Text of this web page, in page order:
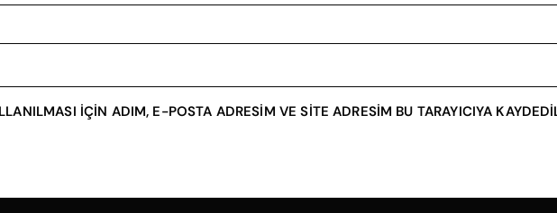
IÇIN ADIM, E-POSTA ADRESIM VE SITE ADRESIM BU TARAYICIYA